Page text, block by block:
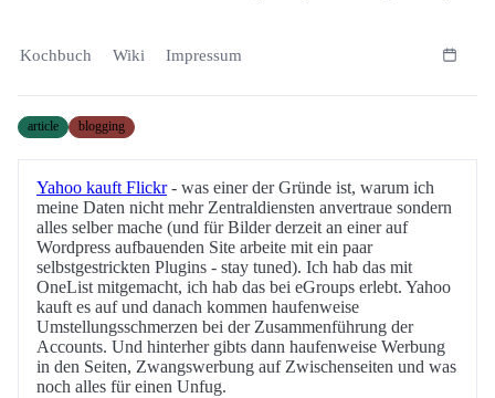
Kochbuch Wiki Impressum
article blogging
Yahoo kauft Flickr- was einer der Gründe ist, warum ich
meine Daten nicht mehr Zentraldiensten anvertraue sondern
alles selber mache (und für Bilder derzeit an einer auf
Wordpress aufbauenden Site arbeite mit ein paar
selbstgestrickten Plugins - stay tuned). Ich hab das mit
OneList mitgemacht, ich hab das bei eGroups erlebt. Yahoo
kauft es auf und danach kommen haufenweise
Umstellungsschmerzen bei der Zusammenführung der
Accounts. Und hinterher gibts dann haufenweise Werbung
in den Seiten, Zwangswerbung auf Zwischenseiten und was
noch alles für einen Unfug.